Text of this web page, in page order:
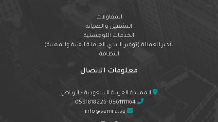
المقاولات
التشغيل والصيانة
الخدمات اللوجستية
تأجير العمالة (توفير الايدي العاملة الفنية والمهنية)
النظافة
معلومات الاتصال
المملكة العربية السعودية - الرياض
0591818226-0561111164
info@samra.sa